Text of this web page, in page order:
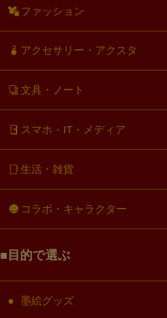
ファッション
アクセサリー・アクスタ
文具・ノート
スマホ・IT・メディア
生活・雑貨
コラボ・キャラクター
目的で選ぶ
墨絵グッズ